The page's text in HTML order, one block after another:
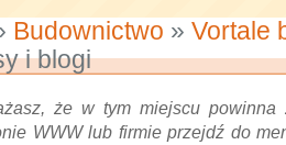
Budownictwo » Vortale
i blogi
że w tym miejscu powinna
WWW lub firmie przejdź do